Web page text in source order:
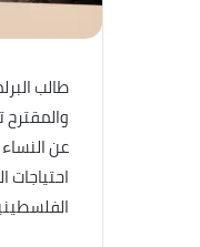
طالب
عن